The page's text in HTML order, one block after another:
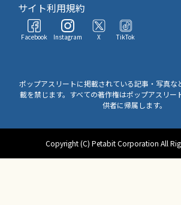
サイト利用規約
Facebook Instagram X TikTok
ポップアスリートに掲載されている記事・写真な
載を禁じます。すべての著作権はポップアスリー
供者に帰属します。
Copyright (C) Petabit Corporation All